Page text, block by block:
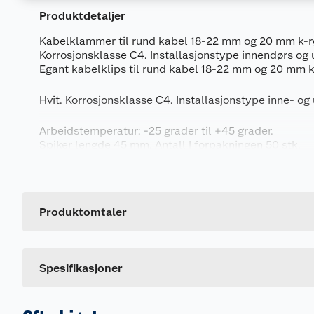
Produktdetaljer
Kabelklammer til rund kabel 18-22 mm og 20 mm k-
Korrosjonsklasse C4. Installasjonstype innendørs og
Egant kabelklips til rund kabel 18-22 mm og 20 mm
Hvit. Korrosjonsklasse C4. Installasjonstype inne- og
Arbeidstemperatur: -25 grader til +45 grader.
Spiker lengde 45 mm. Antall I forpakningen 50 stk.
Produktomtaler
Spesifikasjoner
Leverandørens artikkelnummer